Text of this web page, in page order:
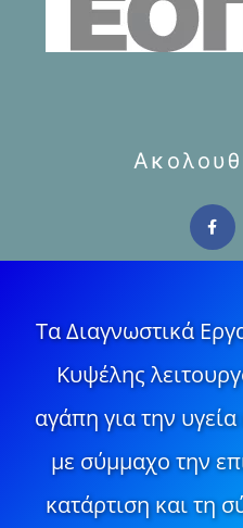
Τα Διαγνωστικά
Κυψέλης
αγάπη για την
με σύμμαχο την
κατάρτιση και τη